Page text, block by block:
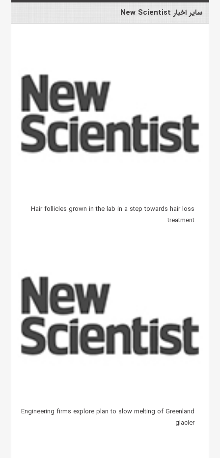
سایر اخبار New Scientist
Hair follicles grown in the lab in a step towards hair loss
treatment
Engineering firms explore plan to slow melting of Greenland
glacier